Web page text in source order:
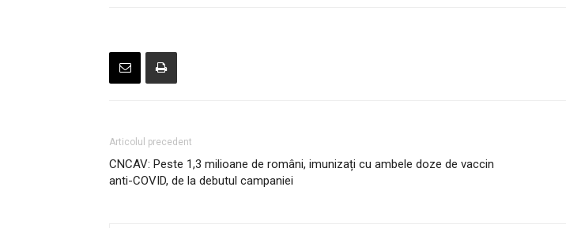
Articolul precedent
CNCAV: Peste 1,3 milioane de români, imunizați cu ambele doze de vaccin
anti-COVID, de la debutul campaniei